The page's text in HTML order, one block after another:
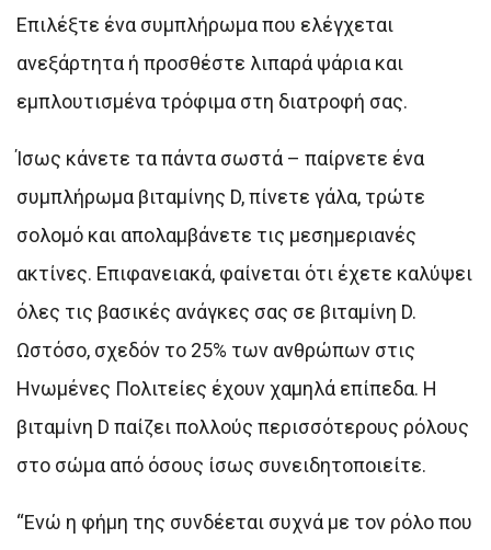
Επιλέξτε ένα συμπλήρωμα που ελέγχεται
ανεξάρτητα ή προσθέστε λιπαρά ψάρια και
εμπλουτισμένα τρόφιμα στη διατροφή σας.
Ίσως κάνετε τα πάντα σωστά – παίρνετε ένα
συμπλήρωμα βιταμίνης D, πίνετε γάλα, τρώτε
σολομό και απολαμβάνετε τις μεσημεριανές
ακτίνες. Επιφανειακά, φαίνεται ότι έχετε καλύψει
όλες τις βασικές ανάγκες σας σε βιταμίνη D.
Ωστόσο, σχεδόν το 25% των ανθρώπων στις
Ηνωμένες Πολιτείες έχουν χαμηλά επίπεδα. Η
βιταμίνη D παίζει πολλούς περισσότερους ρόλους
στο σώμα από όσους ίσως συνειδητοποιείτε.
“Ενώ η φήμη της συνδέεται συχνά με τον ρόλο που